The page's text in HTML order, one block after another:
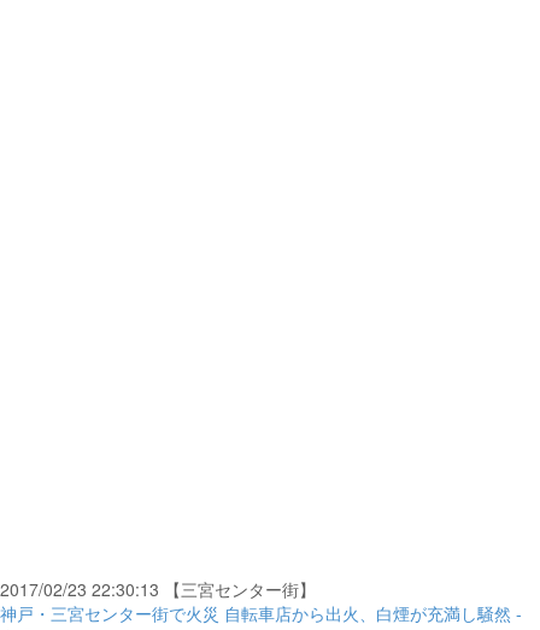
2017/02/23 22:30:13 【三宮センター街】
神戸・三宮センター街で火災 自転車店から出火、白煙が充満し騒然 -